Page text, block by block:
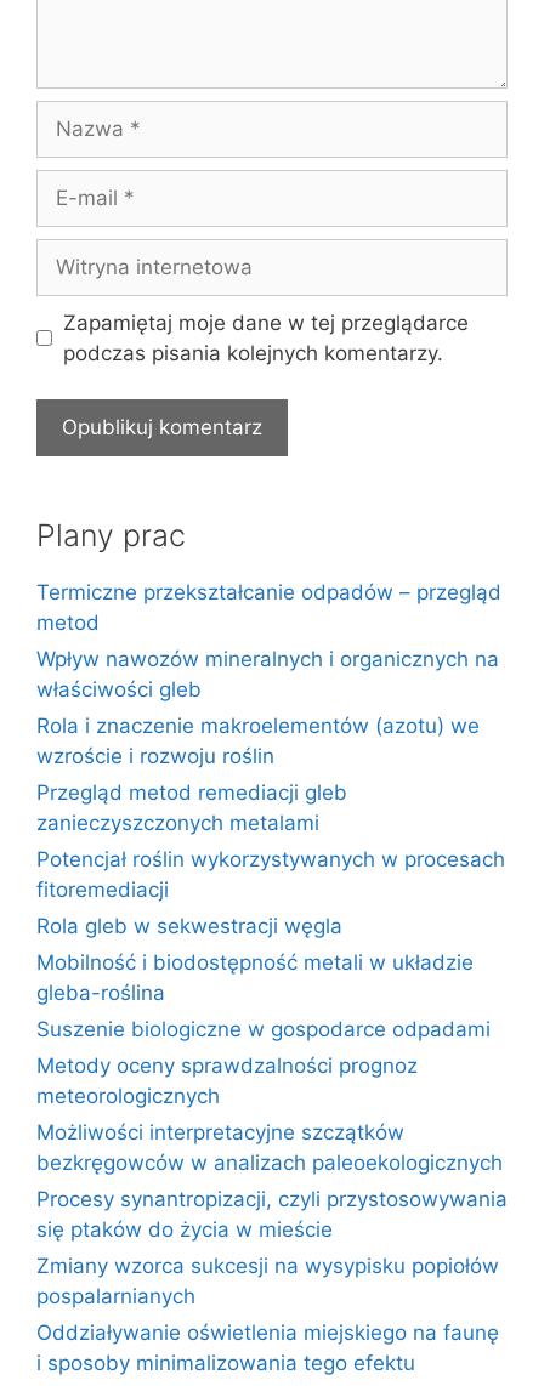
mail
internetowa
Zapamiętaj moje dane w tej przeglądarce
podczas pisania kolejnych komentarzy.
Plany prac
Termiczne przekształcanie odpadów – przegląd
metod
Wpływ nawozów mineralnych i organicznych na
właściwości gleb
Rola i znaczenie makroelementów (azotu) we
wzroście i rozwoju roślin
Przegląd metod remediacji gleb
zanieczyszczonych metalami
Potencjał roślin wykorzystywanych w procesach
fitoremediacji
Rola gleb w sekwestracji węgla
Mobilność i biodostępność metali w układzie
gleba-roślina
Suszenie biologiczne w gospodarce odpadami
Metody oceny sprawdzalności prognoz
meteorologicznych
Możliwości interpretacyjne szczątków
bezkręgowców w analizach paleoekologicznych
Procesy synantropizacji, czyli przystosowywania
się ptaków do życia w mieście
Zmiany wzorca sukcesji na wysypisku popiołów
pospalarnianych
Oddziaływanie oświetlenia miejskiego na faunę
i sposoby minimalizowania tego efektu